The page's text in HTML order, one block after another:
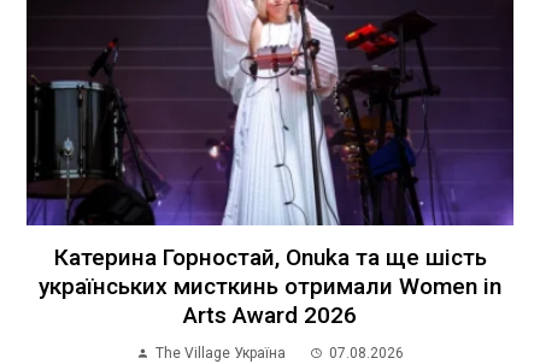
Катерина Горностай, Onuka та ще шість
українських мисткинь отримали Women in
Arts Award 2026
The Village Україна 07.08.2026